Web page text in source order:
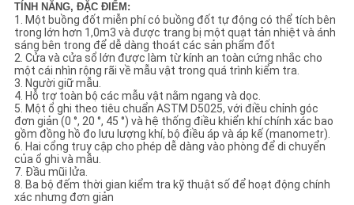
TÍNH NĂNG, ĐẶC ĐIỂM:
1. Một buồng đốt miễn phí có buồng đốt tự động có thể tích bên
trong lớn hơn 1,0m3 và được trang bị một quạt tản nhiệt và ánh
sáng bên trong để dễ dàng thoát các sản phẩm đốt
2. Cửa và cửa sổ lớn được làm từ kính an toàn cứng nhắc cho
một cái nhìn rộng rãi về mẫu vật trong quá trình kiểm tra.
3. Người giữ mẫu.
4. Hỗ trợ toàn bộ các mẫu vật nằm ngang và dọc.
5. Một ổ ghi theo tiêu chuẩn ASTM D5025, với điều chỉnh góc
đơn giản (0 °, 20 °, 45 °) và hệ thống điều khiển khí chính xác bao
gồm đồng hồ đo lưu lượng khí, bộ điều áp và áp kế (manometr).
6. Hai cổng truy cập cho phép dễ dàng vào phòng để di chuyển
của ổ ghi và mẫu.
7. Đầu mũi lửa.
8. Ba bộ đếm thời gian kiểm tra kỹ thuật số để hoạt động chính
xác nhưng đơn giản